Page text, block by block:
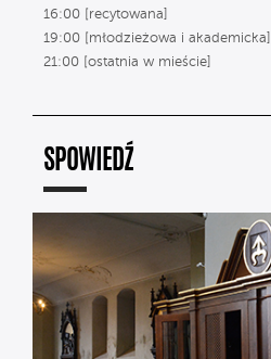
16:00 [recytowana]
19:00 [młodzieżowa i akademicka]
21:00 [ostatnia w mieście]
SPOWIEDŹ